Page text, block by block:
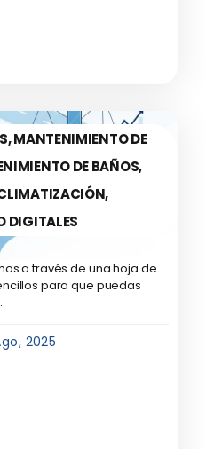
,MANTENIMIENTO DE
DE BAÑOS,
,
DIGITALES
a través de una hoja de
para que puedas
2025